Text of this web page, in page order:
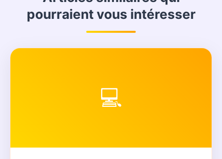
pourraient vous intéresser
💻